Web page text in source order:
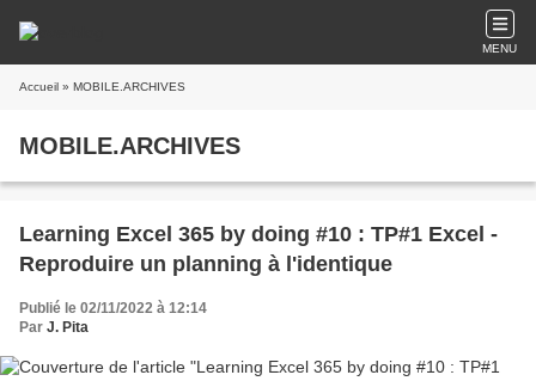
MENU
Accueil » MOBILE.ARCHIVES
MOBILE.ARCHIVES
Learning Excel 365 by doing #10 : TP#1 Excel -
Reproduire un planning à l'identique
Publié le 02/11/2022 à 12:14
Par J. Pita